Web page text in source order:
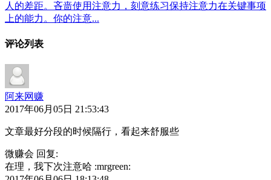
人的差距。吝啬使用注意力，刻意练习保持注意力在关键事项
上的能力。你的注意...
评论列表
阿来网赚
2017年06月05日 21:53:43
文章最好分段的时候隔行，看起来舒服些
微赚会 回复:
在理，我下次注意哈 :mrgreen: